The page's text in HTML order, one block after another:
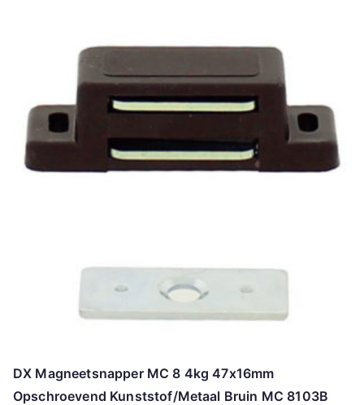
DX Magneetsnapper MC 8 4kg 47x16mm
Opschroevend Kunststof/Metaal Bruin MC 8103B